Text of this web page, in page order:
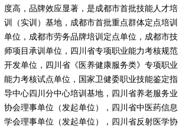
度高，品牌效应显著，是成都市首批技能人才培
训（实训）基地，成都市首批重点群体定点培训
单位，成都市劳务品牌培训定点单位，成都市技
师项目承训单位，四川省专项职业能力考核规范
开发单位，四川省《医养健康服务类》专项职业
能力考核试点单位，国家卫健委职业技能鉴定指
导中心四川分中心培训基地，四川省养老服务业
协会理事单位（发起单位），四川省中医药信息
学会理事单位（发起单位），四川省反射医学协